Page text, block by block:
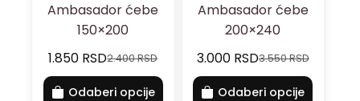
Ambasador ćebe
150×200
2.400RSD
1.850 RSD
Odaberi opcije
Ambasador ćebe
200×240
3.550RSD
3.000 RSD
Odaberi opcije